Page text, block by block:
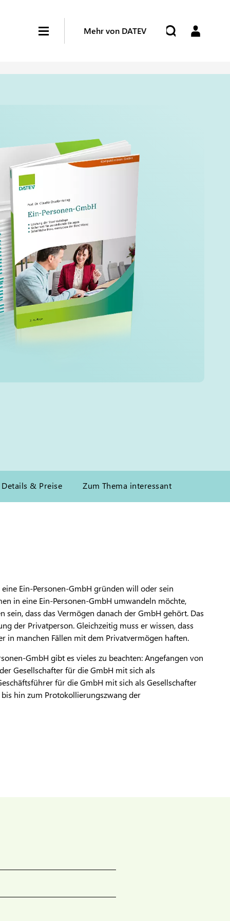
Mehr von DATEV
Details & Preise Zum Thema interessant
Ein-Personen-GmbH gründen will oder sein
in eine Ein-Personen-GmbH umwandeln möchte,
sein, dass das Vermögen danach der GmbH gehört. Das
der Privatperson. Gleichzeitig muss er wissen, dass
in manchen Fällen mit dem Privatvermögen haften.
GmbH gibt es vieles zu beachten: Angefangen von
Gesellschafter für die GmbH mit sich als
für die GmbH mit sich als Gesellschafter
hin zum Protokollierungszwang der